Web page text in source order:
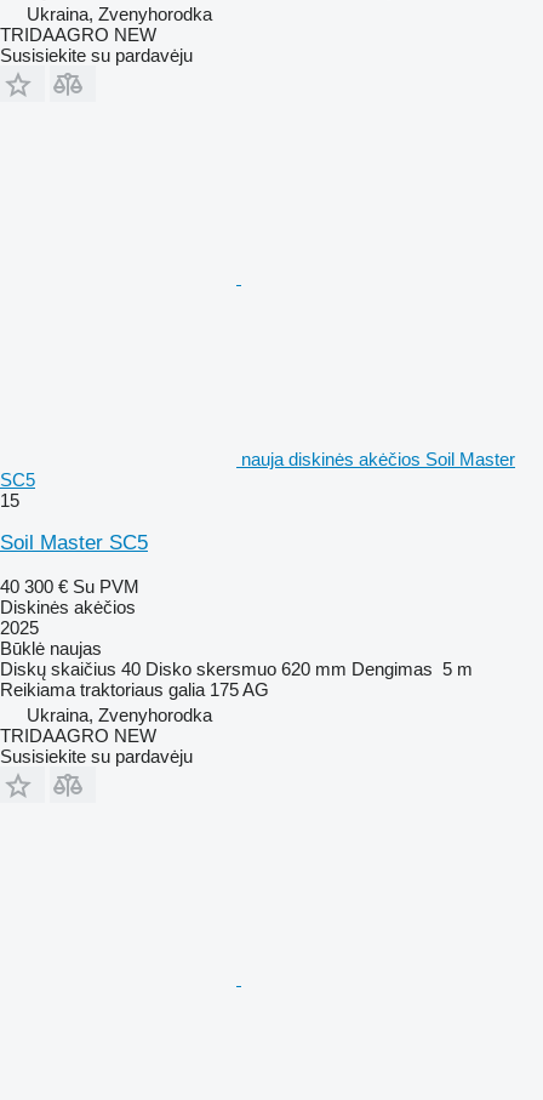
Ukraina, Zvenyhorodka
TRIDAAGRO NEW
Susisiekite su pardavėju
nauja diskinės akėčios Soil Master
SC5
15
Soil Master SC5
40 300 € Su PVM
Diskinės akėčios
2025
Būklė naujas
Diskų skaičius 40 Disko skersmuo 620 mm Dengimas 5 m
Reikiama traktoriaus galia 175 AG
Ukraina, Zvenyhorodka
TRIDAAGRO NEW
Susisiekite su pardavėju